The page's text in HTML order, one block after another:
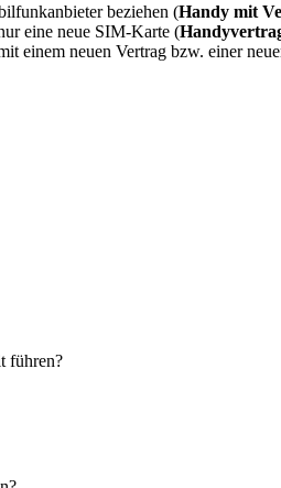
beziehen (Handy mit
eine neue SIM-Karte (
einem neuen Vertrag bzw. einer
führen?